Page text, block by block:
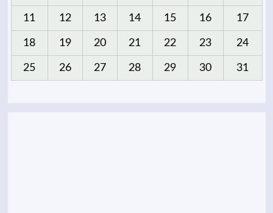
11 12 13 14 15 16 17
18 19 20 21 22 23 24
25 26 27 28 29 30 31